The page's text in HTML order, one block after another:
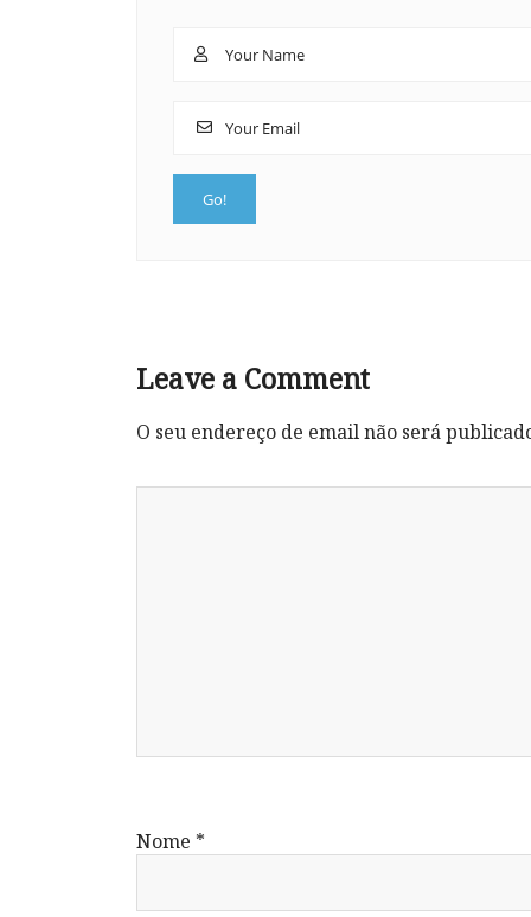
Leave a Comment
O seu endereço de email não será
Nome *